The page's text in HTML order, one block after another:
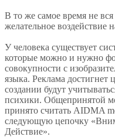
В то же самое время не
желательное воздействие
У человека существует
которые можно и нужно
совокупности с
языка. Реклама достигнет
создании будут
психики. Общепринятой
принято считать AIDMA
следующую цепочку
Действие».